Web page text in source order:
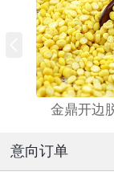
金鼎开边
意向订单